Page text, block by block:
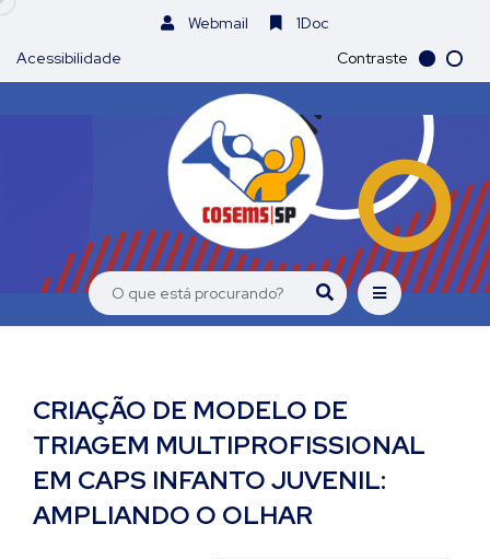
Webmail
1Doc
Acessibilidade
Contraste
CRIAÇÃO DE MODELO DE
TRIAGEM MULTIPROFISSIONAL
EM CAPS INFANTO JUVENIL:
AMPLIANDO O OLHAR